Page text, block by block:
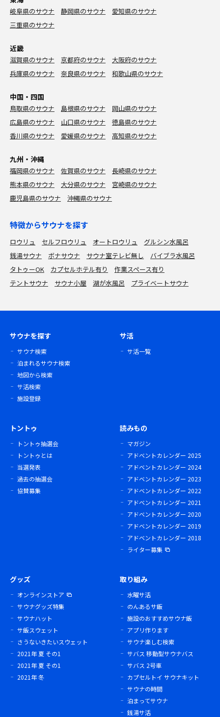
岐阜県のサウナ 静岡県のサウナ
愛知県のサウナ
三重県のサウナ
近畿
滋賀県のサウナ 京都府のサウナ
大阪府のサウナ
兵庫県のサウナ
奈良県のサウナ 和歌山県のサウナ
中国・四国
鳥取県のサウナ 島根県のサウナ
岡山県のサウナ
広島県のサウナ
山口県のサウナ
徳島県のサウナ
香川県のサウナ
愛媛県のサウナ 高知県のサウナ
九州・沖縄
福岡県のサウナ 佐賀県のサウナ
長崎県のサウナ
熊本県のサウナ
大分県のサウナ
宮崎県のサウナ
鹿児島県のサウナ
沖縄県のサウナ
特徴からサウナを探す
ロウリュ セルフロウリュ オートロウリュ
グルシン水風呂
銭湯サウナ
ボナサウナ サウナ室テレビ無し
バイブラ水風呂
タトゥーOK
カプセルホテル有り
作業スペース有り
テントサウナ
サウナ小屋 湖が水風呂 プライベートサウナ
サウナを探す
サウナ検索
泊まれるサウナ検索
地図から検索
サ活検索
施設登録
サ活
サ活一覧
トントゥ
トントゥ抽選会
トントゥとは
当選発表
過去の抽選会
協賛募集
読みもの
マガジン
アドベントカレンダー 2025
アドベントカレンダー 2024
アドベントカレンダー 2023
アドベントカレンダー 2022
アドベントカレンダー 2021
アドベントカレンダー 2020
アドベントカレンダー 2019
アドベントカレンダー 2018
ライター募集
グッズ
オンラインストア
サウナグッズ特集
サウナハット
サ飯スウェット
さうないきたいスウェット
2021年 夏 その1
2021年 夏 その1
2021年 冬
取り組み
水曜サ活
のんあるサ飯
施設のおすすめサウナ飯
アプリ作ります
サウナ楽しむ検索
サバス 移動型サウナバス
サバス 2号車
カプセルトイ サウナキット
サウナの時間
泊まってサウナ
銭湯サ活